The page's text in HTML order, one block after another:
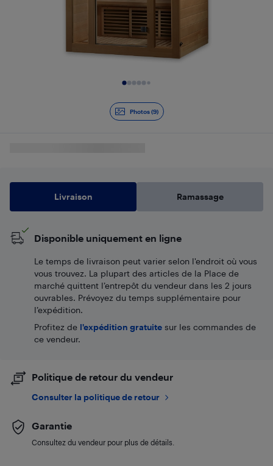
Photos (9)
Livraison Ramassage
Disponible uniquement en ligne
Le temps de livraison peut varier selon l'endroit où vous
vous trouvez. La plupart des articles de la Place de
marché quittent l’entrepôt du vendeur dans les 2 jours
ouvrables. Prévoyez du temps supplémentaire pour
l’expédition.
Profitez de l'expédition gratuite sur les commandes de
ce vendeur.
Politique de retour du vendeur
Consulter la politique de retour
Garantie
Consultez du vendeur pour plus de détails.